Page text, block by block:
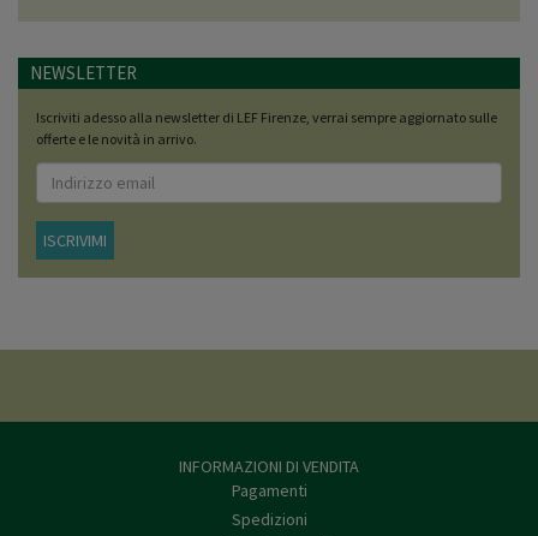
NEWSLETTER
Iscriviti adesso alla newsletter di LEF Firenze, verrai sempre aggiornato sulle
offerte e le novità in arrivo.
ISCRIVIMI
INFORMAZIONI DI VENDITA
Pagamenti
Spedizioni